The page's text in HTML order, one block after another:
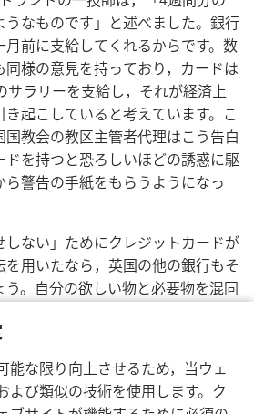
能な限り向上させるため，当ウェ
よび類似の技術を使用します。ク
なものです」と述べました。銀行
前に支給してくれるからです。数
様の意見を持っており，カードは
サラリーを支給し，それが経済上
起こしていると考えています。こ
教会の教区主管者代理はこう告白
ドを持つと恐ろしいほどの誘惑に駆
ら警告の手紙をもらうようになっ
しない」ためにクレジットカードが
用いたなら，英国の他の銀行もそ
。自分の欲しい物と必要物を混同
損害が及びます。